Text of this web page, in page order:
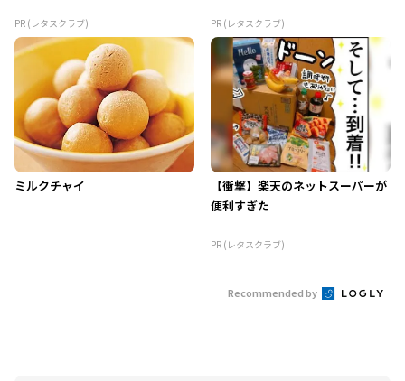
PR (レタスクラブ) PR (レタスクラブ)
ミルクチャイ
【衝撃】楽天のネットスーパーが
便利すぎた
PR (レタスクラブ)
Recommended by